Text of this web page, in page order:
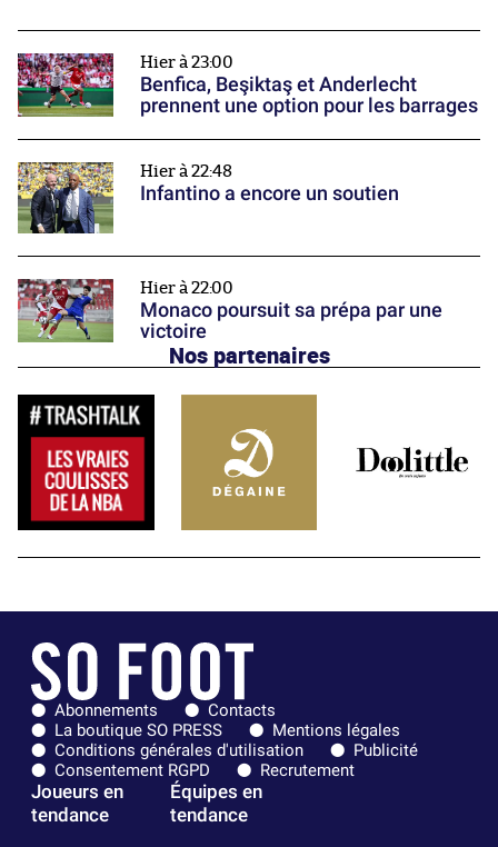
Hier à 23:00
Benfica, Beşiktaş et Anderlecht
prennent une option pour les barrages
Hier à 22:48
Infantino a encore un soutien
Hier à 22:00
Monaco poursuit sa prépa par une
victoire
Nos partenaires
Abonnements
Contacts
La boutique SO PRESS
Mentions légales
Conditions générales d'utilisation
Publicité
Consentement RGPD
Recrutement
Joueurs en
tendance
Équipes en
tendance